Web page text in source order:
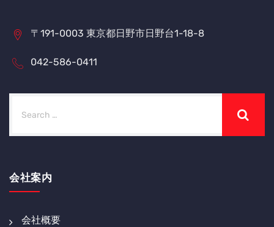
〒191-0003 東京都日野市日野台1-18-8
042-586-0411
会社案内
会社概要